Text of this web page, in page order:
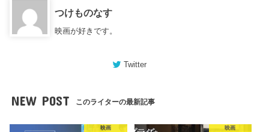
つけものなす
映画が好きです。
Twitter
NEW POST このライターの最新記事
映画 映画